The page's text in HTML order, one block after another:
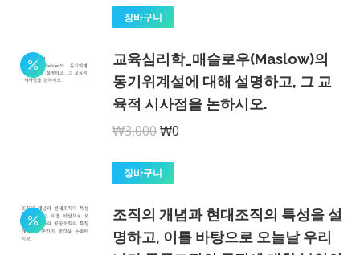
가
₩2,000.
₩0.
장바구니
교육심리학_매슬로우(Maslow)의
동기위계설에 대해 설명하고, 그 교
육적 시사점을 논하시오.
₩3,000원
가
₩3,000.
₩0
₩0.
장바구니
조직의 개념과 현대조직의 특성을 설
명하고, 이를 바탕으로 오늘날 우리